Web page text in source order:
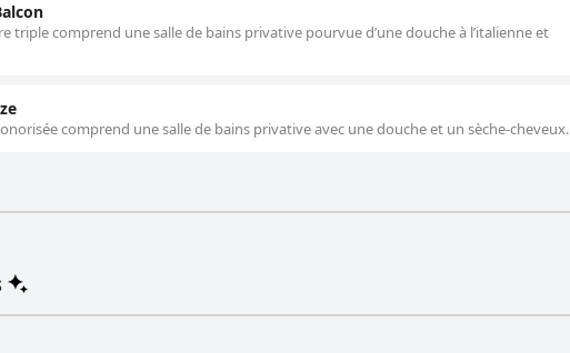
triple comprend une salle de bains privative pourvue d’une douche à l’italienne et
comprend une salle de bains privative avec une douche et un sèche-cheveux.